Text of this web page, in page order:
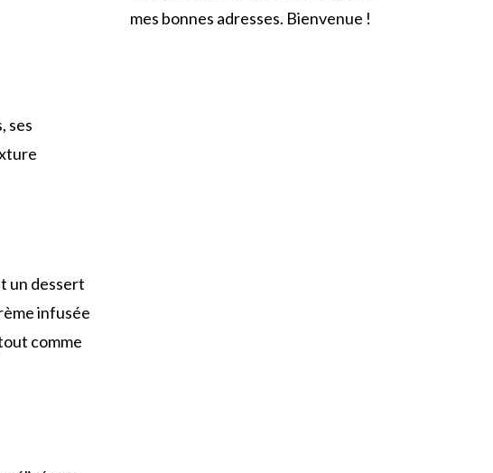
ses
un dessert
infusée
comme
mes bonnes adresses. Bienvenue !